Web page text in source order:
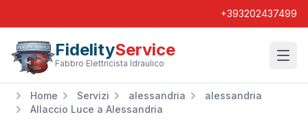
+393202437499
FidelityService
Fabbro Elettricista Idraulico
Home Servizi alessandria
alessandria
Allaccio Luce a Alessandria